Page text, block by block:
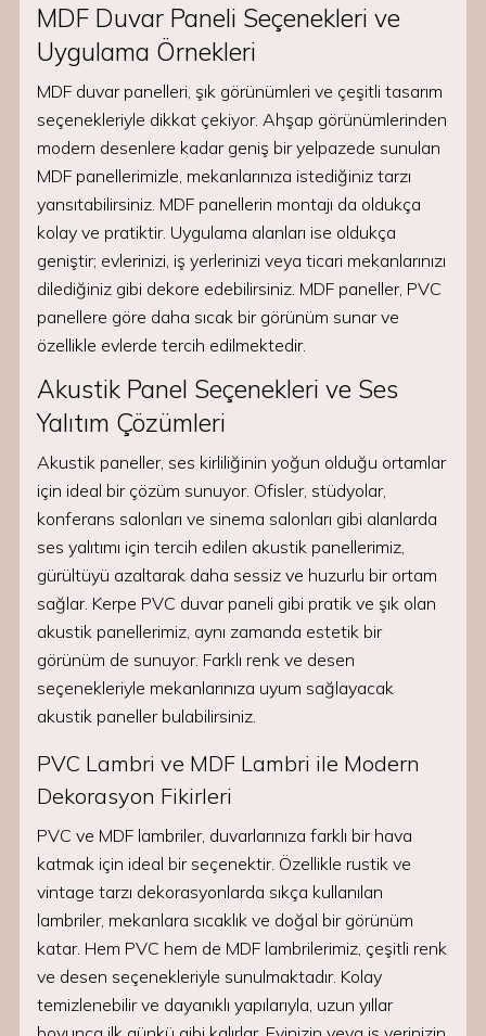
MDF Duvar Paneli Seçenekleri ve
Uygulama Örnekleri
MDF duvar panelleri, şık görünümleri ve çeşitli tasarım
seçenekleriyle dikkat çekiyor. Ahşap görünümlerinden
modern desenlere kadar geniş bir yelpazede sunulan
MDF panellerimizle, mekanlarınıza istediğiniz tarzı
yansıtabilirsiniz. MDF panellerin montajı da oldukça
kolay ve pratiktir. Uygulama alanları ise oldukça
geniştir; evlerinizi, iş yerlerinizi veya ticari mekanlarınızı
dilediğiniz gibi dekore edebilirsiniz. MDF paneller, PVC
panellere göre daha sıcak bir görünüm sunar ve
özellikle evlerde tercih edilmektedir.
Akustik Panel Seçenekleri ve Ses
Yalıtım Çözümleri
Akustik paneller, ses kirliliğinin yoğun olduğu ortamlar
için ideal bir çözüm sunuyor. Ofisler, stüdyolar,
konferans salonları ve sinema salonları gibi alanlarda
ses yalıtımı için tercih edilen akustik panellerimiz,
gürültüyü azaltarak daha sessiz ve huzurlu bir ortam
sağlar. Kerpe PVC duvar paneli gibi pratik ve şık olan
akustik panellerimiz, aynı zamanda estetik bir
görünüm de sunuyor. Farklı renk ve desen
seçenekleriyle mekanlarınıza uyum sağlayacak
akustik paneller bulabilirsiniz.
PVC Lambri ve MDF Lambri ile Modern
Dekorasyon Fikirleri
PVC ve MDF lambriler, duvarlarınıza farklı bir hava
katmak için ideal bir seçenektir. Özellikle rustik ve
vintage tarzı dekorasyonlarda sıkça kullanılan
lambriler, mekanlara sıcaklık ve doğal bir görünüm
katar. Hem PVC hem de MDF lambrilerimiz, çeşitli renk
ve desen seçenekleriyle sunulmaktadır. Kolay
temizlenebilir ve dayanıklı yapılarıyla, uzun yıllar